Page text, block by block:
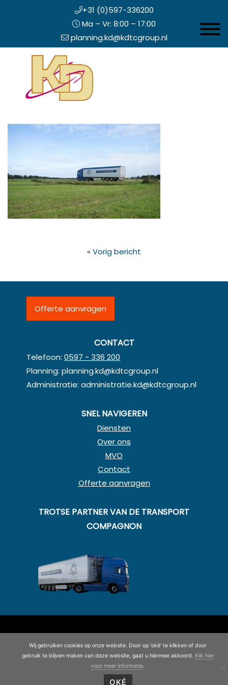
+31 (0)597-336200
Ma – Vr: 8:00 – 17:00
planning.kd@kdtcgroup.nl
Door
hoofd
« Vorig bericht
Offerte aanvragen
CONTACT
Telefoon:0597 - 336 200
Planning:planning.kd@kdtcgroup.nl
Administratie:administratie.kd@kdtcgroup.nl
SNEL NAVIGEREN
Diensten
Over ons
MVO
Contact
Offerte aanvragen
TROTSE PARTNER VAN DE TRANSPORT
COMPAGNON
© Copyright 2020 - 2026Koning en Drenth· Alle rechten
voorbehouden
©2026| Website ontwikkeling doorWEBSITEBEREIKT.NL
Wij gebruiken cookies op onze website. Door op 'oké' te klikken of door
gebruik te blijven maken van deze website, gaat u hiermee akkoord. Klik hier
voor meer informatie.
OKÉ